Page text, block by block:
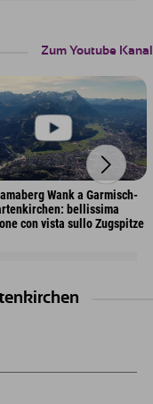
Zum Youtube Kanal
Wank a Garmisch-
bellissima
con vista sullo Zugspitze